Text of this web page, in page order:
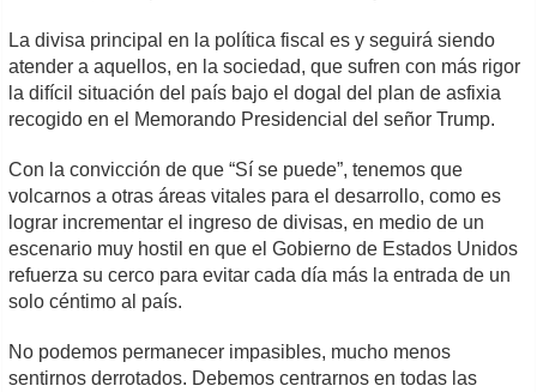
La divisa principal en la política fiscal es y seguirá siendo
atender a aquellos, en la sociedad, que sufren con más rigor
la difícil situación del país bajo el dogal del plan de asfixia
recogido en el Memorando Presidencial del señor Trump.
Con la convicción de que “Sí se puede”, tenemos que
volcarnos a otras áreas vitales para el desarrollo, como es
lograr incrementar el ingreso de divisas, en medio de un
escenario muy hostil en que el Gobierno de Estados Unidos
refuerza su cerco para evitar cada día más la entrada de un
solo céntimo al país.
No podemos permanecer impasibles, mucho menos
sentirnos derrotados. Debemos centrarnos en todas las